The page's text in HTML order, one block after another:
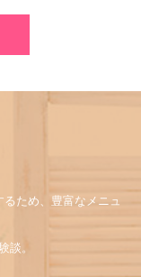
ため、豊富なメニュ
談。